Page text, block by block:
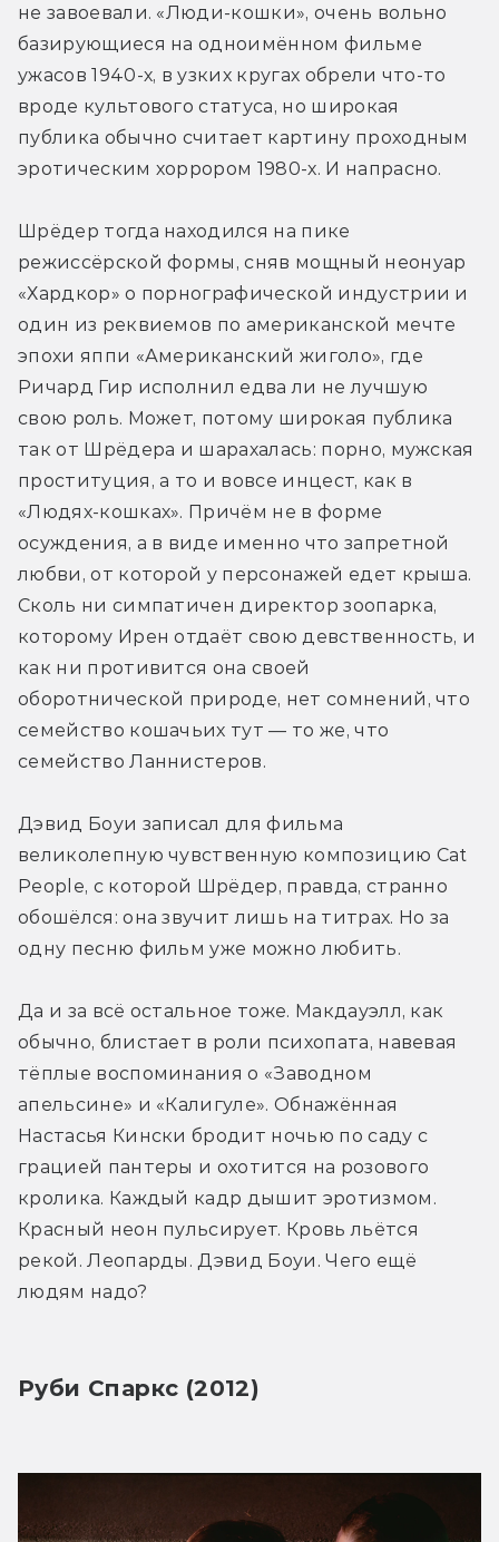
не завоевали. «Люди-кошки», очень вольно
базирующиеся на одноимённом фильме
ужасов 1940-х, в узких кругах обрели что-то
вроде культового статуса, но широкая
публика обычно считает картину проходным
эротическим хоррором 1980-х. И напрасно.
Шрёдер тогда находился на пике
режиссёрской формы, сняв мощный неонуар
«Хардкор» о порнографической индустрии и
один из реквиемов по американской мечте
эпохи яппи «Американский жиголо», где
Ричард Гир исполнил едва ли не лучшую
свою роль. Может, потому широкая публика
так от Шрёдера и шарахалась: порно, мужская
проституция, а то и вовсе инцест, как в
«Людях-кошках». Причём не в форме
осуждения, а в виде именно что запретной
любви, от которой у персонажей едет крыша.
Сколь ни симпатичен директор зоопарка,
которому Ирен отдаёт свою девственность, и
как ни противится она своей
оборотнической природе, нет сомнений, что
семейство кошачьих тут — то же, что
семейство Ланнистеров.
Дэвид Боуи записал для фильма
великолепную чувственную композицию Cat
People, с которой Шрёдер, правда, странно
обошёлся: она звучит лишь на титрах. Но за
одну песню фильм уже можно любить.
Да и за всё остальное тоже. Макдауэлл, как
обычно, блистает в роли психопата, навевая
тёплые воспоминания о «Заводном
апельсине» и «Калигуле». Обнажённая
Настасья Кински бродит ночью по саду с
грацией пантеры и охотится на розового
кролика. Каждый кадр дышит эротизмом.
Красный неон пульсирует. Кровь льётся
рекой. Леопарды. Дэвид Боуи. Чего ещё
людям надо?
Руби Спаркс (2012)